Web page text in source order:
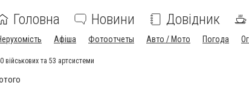
Головна Новини Довідник
Афіша Фотоотчеты Авто / Мото Погода
військових та 53 артсистеми